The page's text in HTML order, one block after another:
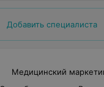
Добавить специалиста
Медицинский